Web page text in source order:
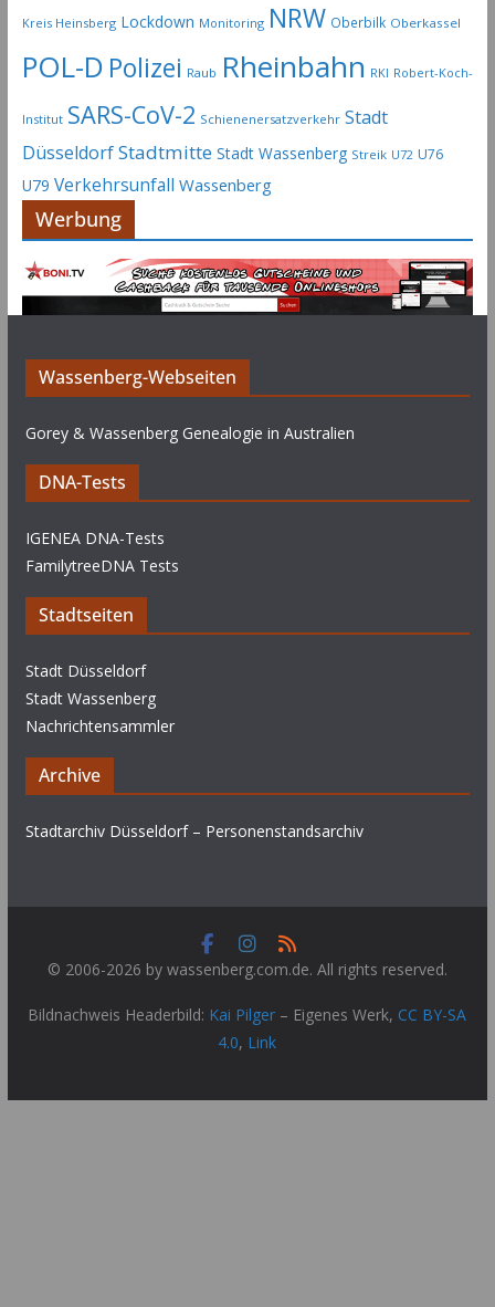
Kreis Heinsberg Lockdown Monitoring NRW Oberbilk Oberkassel
POL-D Polizei Raub Rheinbahn RKI Robert-Koch-
Institut SARS-CoV-2 Schienenersatzverkehr Stadt
DüsseldorfStadtmitte Stadt Wassenberg Streik U72 U76
U79 Verkehrsunfall Wassenberg
Werbung
Wassenberg-Webseiten
Gorey & Wassenberg Genealogie in Australien
DNA-Tests
IGENEA DNA-Tests
FamilytreeDNA Tests
Stadtseiten
Stadt Düsseldorf
Stadt Wassenberg
Nachrichtensammler
Archive
Stadtarchiv Düsseldorf – Personenstandsarchiv
© 2006-2026 by wassenberg.com.de. All rights reserved.
Bildnachweis Headerbild: Kai Pilger – Eigenes Werk, CC BY-SA
4.0, Link